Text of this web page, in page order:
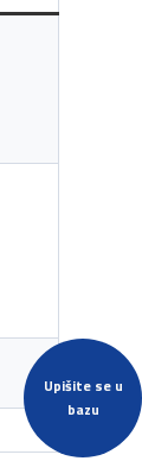
Upišite se u
bazu